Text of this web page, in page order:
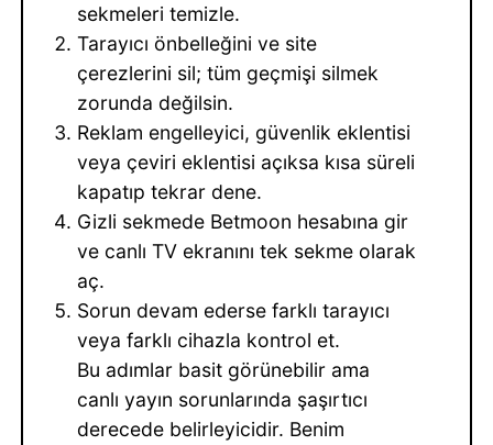
sekmeleri temizle.
Tarayıcı önbelleğini ve site
çerezlerini sil; tüm geçmişi silmek
zorunda değilsin.
Reklam engelleyici, güvenlik eklentisi
veya çeviri eklentisi açıksa kısa süreli
kapatıp tekrar dene.
Gizli sekmede Betmoon hesabına gir
ve canlı TV ekranını tek sekme olarak
aç.
Sorun devam ederse farklı tarayıcı
veya farklı cihazla kontrol et.
Bu adımlar basit görünebilir ama
canlı yayın sorunlarında şaşırtıcı
derecede belirleyicidir. Benim